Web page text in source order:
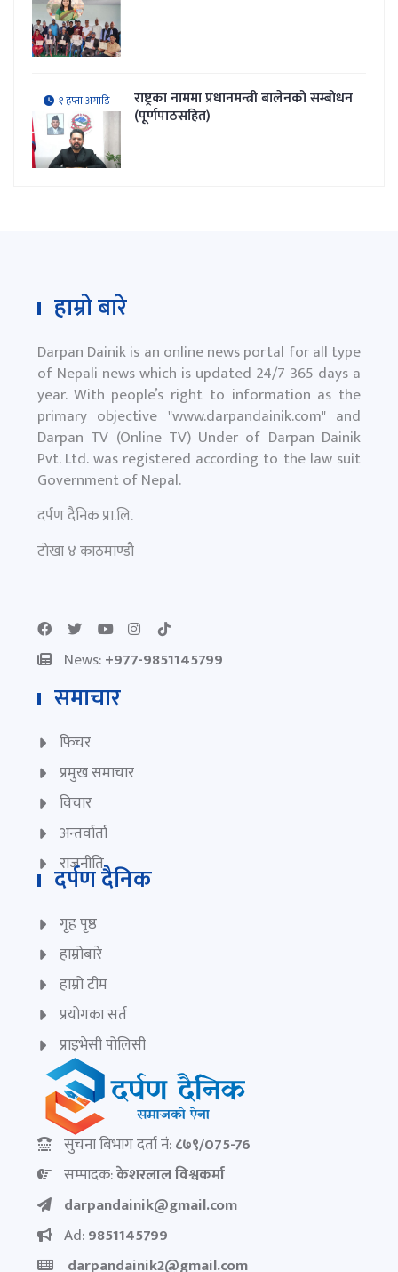
१ हप्ता अगाडि राष्ट्रका नाममा प्रधानमन्त्री बालेनको सम्बोधन
(पूर्णपाठसहित)
हाम्रो बारे
Darpan Dainik is an online news portal for all type
of Nepali news which is updated 24/7 365 days a
year. With people’s right to information as the
primary objective "www.darpandainik.com" and
Darpan TV (Online TV) Under of Darpan Dainik
Pvt. Ltd. was registered according to the law suit
Government of Nepal.
दर्पण दैनिक प्रा.लि.
टाेखा ४ काठमाण्डाै
News:+977-9851145799
समाचार
फिचर
प्रमुख समाचार
विचार
अन्तर्वार्ता
राजनीति
दर्पण दैनिक
गृह पृष्ठ
हाम्रोबारे
हाम्रो टीम
प्रयोगका सर्त
प्राइभेसी पोलिसी
सुचना बिभाग दर्ता नं:८७९/075-76
सम्पादक:केशरलाल विश्वकर्मा
darpandainik@gmail.com
Ad:9851145799
darpandainik2@gmail.com